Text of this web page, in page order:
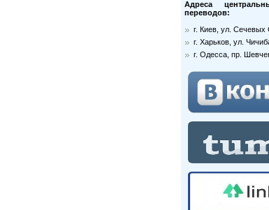
Адреса
переводов:
г. Киев, ул. Сечевых
г. Харьков, ул.
г. Одесса, пр.